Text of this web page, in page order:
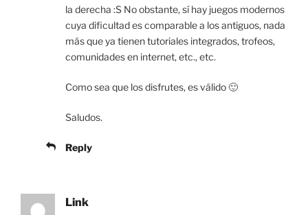
la derecha :S No obstante, sí hay juegos modernos
cuya dificultad es comparable a los antiguos, nada
más que ya tienen tutoriales integrados, trofeos,
comunidades en internet, etc., etc.
Como sea que los disfrutes, es válido 🙂
Saludos.
Reply
Link